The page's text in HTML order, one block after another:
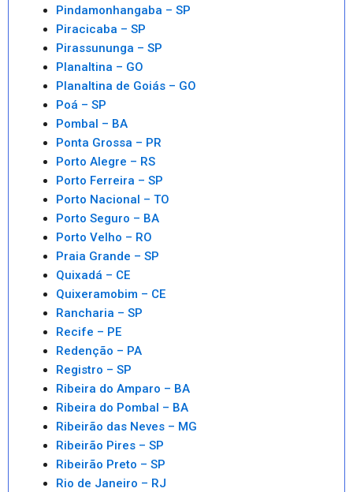
Pindamonhangaba – SP
Piracicaba – SP
Pirassununga – SP
Planaltina – GO
Planaltina de Goiás – GO
Poá – SP
Pombal – BA
Ponta Grossa – PR
Porto Alegre – RS
Porto Ferreira – SP
Porto Nacional – TO
Porto Seguro – BA
Porto Velho – RO
Praia Grande – SP
Quixadá – CE
Quixeramobim – CE
Rancharia – SP
Recife – PE
Redenção – PA
Registro – SP
Ribeira do Amparo – BA
Ribeira do Pombal – BA
Ribeirão das Neves – MG
Ribeirão Pires – SP
Ribeirão Preto – SP
Rio de Janeiro – RJ